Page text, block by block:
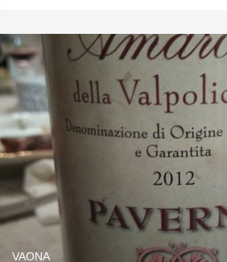
VAONA